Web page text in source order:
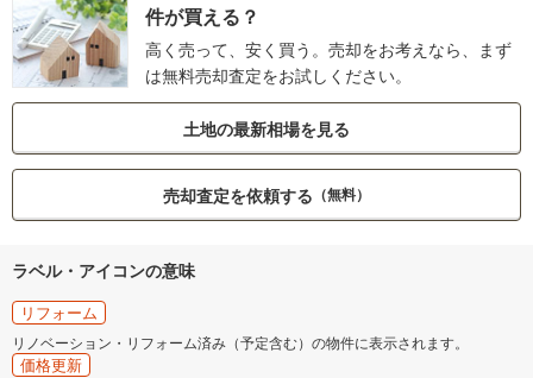
件が買える？
高く売って、安く買う。売却をお考えなら、まず
は無料売却査定をお試しください。
土地の最新相場を見る
売却査定を依頼する （無料）
ラベル・アイコンの意味
リフォーム
リノベーション・リフォーム済み（予定含む）の物件に表示されます。
価格更新